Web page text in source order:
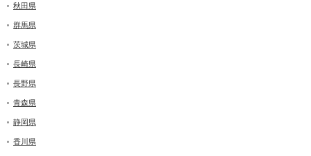
秋田県
群馬県
茨城県
長崎県
長野県
青森県
静岡県
香川県